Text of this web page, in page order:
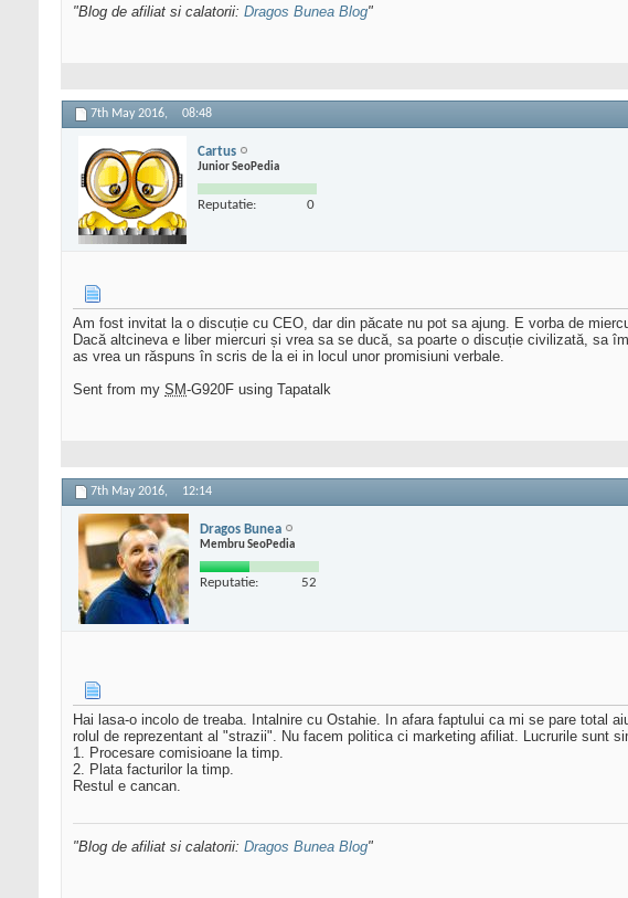
"Blog de afiliat si calatorii: Dragos Bunea Blog"
7th May 2016, 08:48
Cartus
Junior SeoPedia
Reputatie: 0
Am fost invitat la o discuție cu CEO, dar din păcate nu pot sa ajung. E vorba de
Dacă altcineva e liber miercuri și vrea sa se ducă, sa poarte o discuție civilizată, sa
as vrea un răspuns în scris de la ei in locul unor promisiuni verbale.
Sent from my SM-G920F using Tapatalk
7th May 2016, 12:14
Dragos Bunea
Membru SeoPedia
Reputatie: 52
Hai lasa-o incolo de treaba. Intalnire cu Ostahie. In afara faptului ca mi se pare total
rolul de reprezentant al "strazii". Nu facem politica ci marketing afiliat. Lucrurile sunt
1. Procesare comisioane la timp.
2. Plata facturilor la timp.
Restul e cancan.
"Blog de afiliat si calatorii: Dragos Bunea Blog"